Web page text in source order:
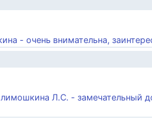
- очень внимательна,
Л.С. - замечательный